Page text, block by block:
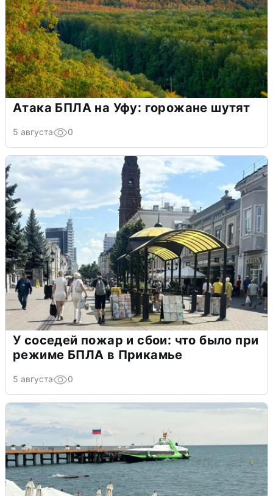
Атака БПЛА на Уфу: горожане шутят
5 августа 0
У соседей пожар и сбои: что было при
режиме БПЛА в Прикамье
5 августа 0